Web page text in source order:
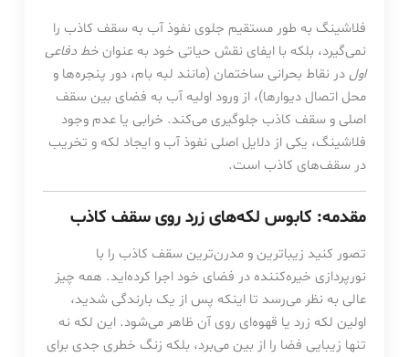
فلاشینگ به طور مستقیم جلوی نفوذ آب به سقف کاذب را
نمی‌گیرد، بلکه با ایفای نقش حیاتی خود به عنوان خط دفاعی
اولدر نقاط بحرانی ساختمان (مانند لبه بام، دور پنجره‌ها و
محل اتصال دیوارها)، از ورود اولیه آب به فضای بین سقف
اصلی و سقف کاذب جلوگیری می‌کند. خرابی یا عدم وجود
فلاشینگ، یکی از دلایل اصلی نفوذ آب و ایجاد لکه و تخریب
در سقف‌های کاذب است.
مقدمه: کابوس لکه‌های زرد روی سقف کاذب
تصور کنید زیباترین و مدرن‌ترین سقف کاذب را با
نورپردازی خیره‌کننده در فضای خود اجرا کرده‌اید. همه چیز
عالی به نظر می‌رسد تا اینکه پس از یک بارندگی شدید،
اولین لکه زرد یا قهوه‌ای روی آن ظاهر می‌شود. این لکه نه
تنها زیبایی فضا را از بین می‌برد، بلکه زنگ خطری جدی برای